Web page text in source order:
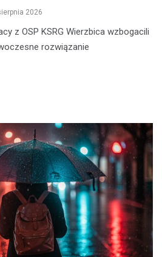
2026
z OSP KSRG Wierzbica wzbogacili
rozwiązanie